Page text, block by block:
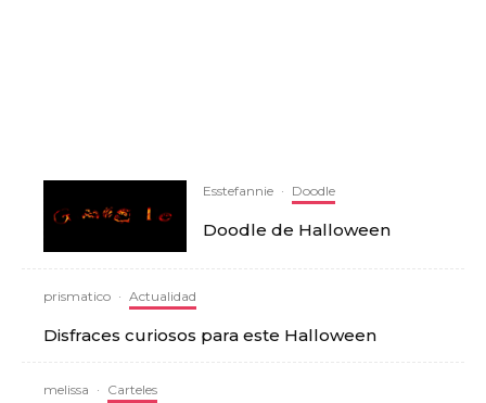
Esstefannie · Doodle
Doodle de Halloween
prismatico · Actualidad
Disfraces curiosos para este Halloween
melissa · Carteles